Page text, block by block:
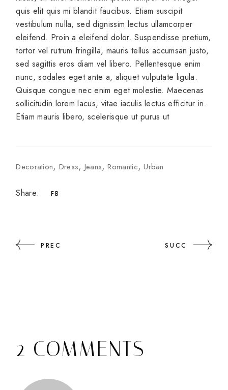
quis elit quis mi blandit faucibus. Etiam suscipit
vestibulum nulla, sed dignissim lectus ullamcorper
eleifend. Proin a eleifend dolor. Suspendisse pretium,
tortor vel rutrum fringilla, mauris tellus accumsan justo,
sed sagittis eros diam vel libero. Pellentesque enim
nunc, sodales eget ante a, aliquet vulputate ligula.
Quisque congue nec enim eget molestie. Maecenas
sollicitudin lorem lacus, vitae iaculis lectus efficitur in.
Etiam mauris libero, scelerisque ut purus ut
Decoration Dress Jeans Romantic Urban
Share: FB
PREC SUCC
2 COMMENTS